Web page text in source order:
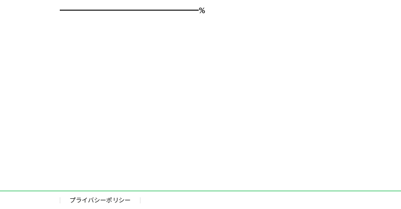
━━━━━━━━━━━━━━━━━%
プライバシーポリシー